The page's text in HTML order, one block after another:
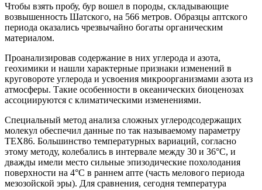
Чтобы взять пробу, бур вошел в породы, складывающие
возвышенность Шатского, на 566 метров. Образцы аптского
периода оказались чрезвычайно богаты органическим
материалом.
Проанализировав содержание в них углерода и азота,
геохимики и нашли характерные признаки изменений в
круговороте углерода и усвоения микроорганизмами азота из
атмосферы. Такие особенности в океанических биоценозах
ассоциируются с климатическими изменениями.
Специальный метод анализа сложных углеродсодержащих
молекул обеспечил данные по так называемому параметру
TEX86. Большинство температурных вариаций, согласно
этому методу, колебались в интервале между 30 и 36°C, и
дважды имели место сильные эпизодические похолодания
поверхности на 4°C в раннем апте (часть мелового периода
мезозойской эры). Для сравнения, сегодня температура